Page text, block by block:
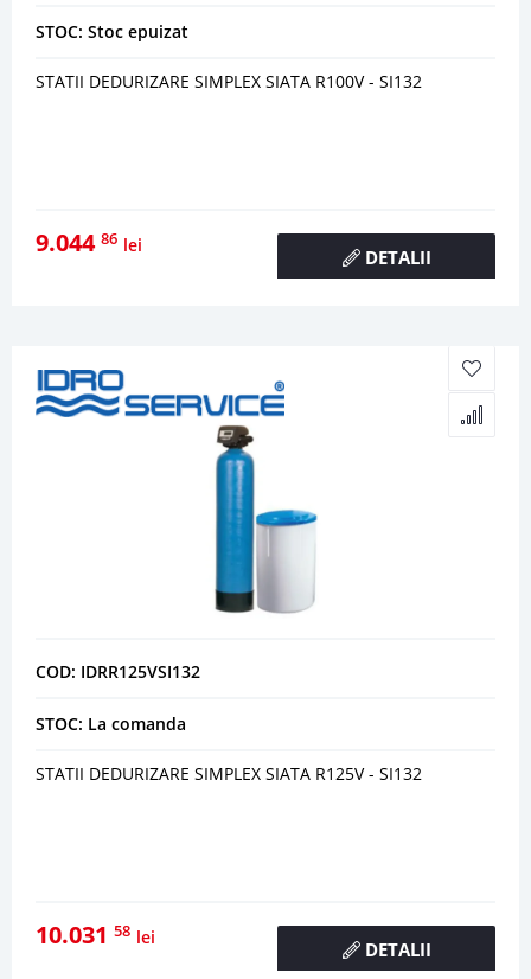
STOC: Stoc epuizat
STATII DEDURIZARE SIMPLEX SIATA R100V - SI132
9.044 86 lei
DETALII
COD: IDRR125VSI132
STOC: La comanda
STATII DEDURIZARE SIMPLEX SIATA R125V - SI132
10.031 58 lei
DETALII